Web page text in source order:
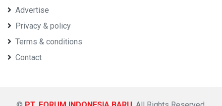
Advertise
Privacy & policy
Terms & conditions
Contact